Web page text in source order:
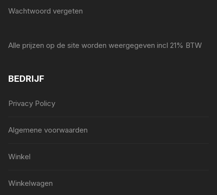
Wachtwoord vergeten
Alle prijzen op de site worden weergegeven incl 21% BTW
BEDRIJF
Privacy Policy
Algemene voorwaarden
Winkel
Winkelwagen